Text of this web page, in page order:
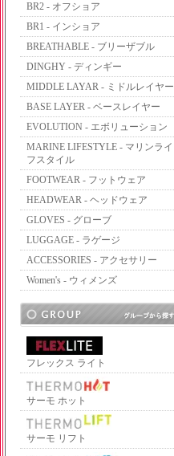
BR2 - オフショア
BR1 - インショア
BREATHABLE - ブリーザブル
DINGHY - ディンギー
MIDDLE LAYAR - ミドルレイヤー
BASE LAYER - ベースレイヤー
EVOLUTION - エボリューション
MARINE LIFESTYLE - マリンライ
フスタイル
FOOTWEAR - フットウェア
HEADWEAR - ヘッドウェア
GLOVES - グローブ
LUGGAGE - ラゲージ
ACCESSORIES - アクセサリー
Women's - ウィメンズ
フレックス ライト
サーモ ホット
サーモ リフト